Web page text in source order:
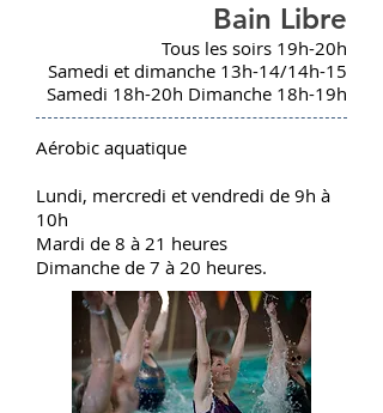
Bain Libre
Tous les soirs 19h-20h
Samedi et dimanche 13h-14/14h-15
Samedi 18h-20h Dimanche 18h-19h
Aérobic aquatique
Lundi, mercredi et vendredi de 9h à
10h
Mardi de 8 à 21 heures
Dimanche de 7 à 20 heures.